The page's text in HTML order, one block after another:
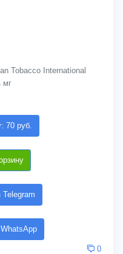
Tobacco International
мг
70 руб.
0